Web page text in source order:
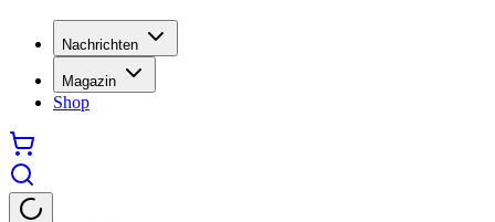
Nachrichten
Magazin
Shop